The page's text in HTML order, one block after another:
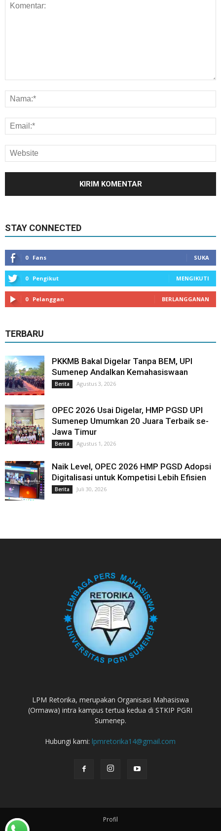
STAY CONNECTED
0 Fans SUKA
0 Pengikut MENGIKUTI
0 Pelanggan BERLANGGANAN
TERBARU
PKKMB Bakal Digelar Tanpa BEM, UPI
Sumenep Andalkan Kemahasiswaan
Berita Agustus 3, 2026
OPEC 2026 Usai Digelar, HMP PGSD UPI
Sumenep Umumkan 20 Juara Terbaik se-
Jawa Timur
Berita Agustus 1, 2026
Naik Level, OPEC 2026 HMP PGSD Adopsi
Digitalisasi untuk Kompetisi Lebih Efisien
Berita Juli 30, 2026
LPM Retorika, merupakan Organisasi Mahasiswa
(Ormawa) intra kampus tertua kedua di STKIP PGRI
Sumenep.
Hubungi kami: lpmretorika14@gmail.com
Profil